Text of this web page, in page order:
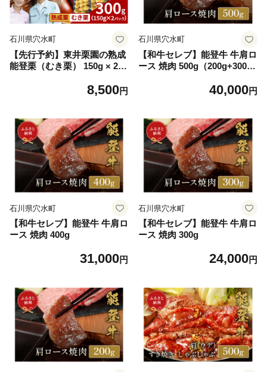
石川県穴水町
【先行予約】東井栗園の熟成
能登栗（むき栗） 150g × 2パ
育った能登栗～【2026年10月
和栗 焼き栗 栗ごはん 焼き栗
国産 果物
8,500円
石川県穴水町
【和牛セレブ】能登牛 牛肩ロ
ース 焼肉 500g（200g+300
40,000円
石川県穴水町
【和牛セレブ】能登牛 牛肩ロ
ース 焼肉 400g
31,000円
石川県穴水町
【和牛セレブ】能登牛 牛肩ロ
ース 焼肉 300g
24,000円